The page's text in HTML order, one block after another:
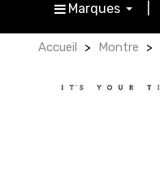
Marques
Accueil Montre